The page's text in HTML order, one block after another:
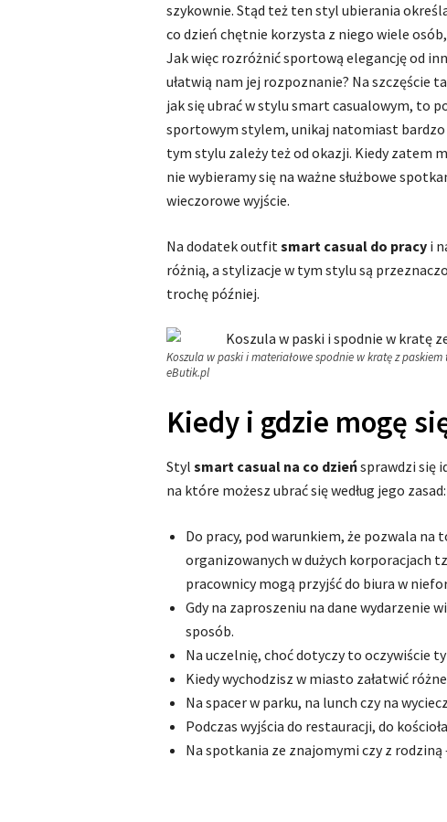
szykownie. Stąd też ten styl ubierania
co dzień chętnie korzysta z niego wiele
Jak więc rozróżnić sportową elegancję od
ułatwią nam jej rozpoznanie? Na szczęście
jak się ubrać w stylu smart casualowym, to
sportowym stylem, unikaj natomiast
tym stylu zależy też od okazji. Kiedy zatem
nie wybieramy się na ważne służbowe
wieczorowe wyjście.
Na dodatek outfitsmart casual do pracy i
różnią, a stylizacje w tym stylu są
trochę później.
Koszula w paski i materiałowe spodnie w kratę z
eButik.pl
Kiedy i gdzie mogę
Styl smart casual na co dzieńsprawdzi się
na które możesz ubrać się według jego zasad:
Do pracy, pod warunkiem, że pozwala
organizowanych w dużych korporacjach
pracownicy mogą przyjść do biura w
Gdy na zaproszeniu na dane wydarzenie
sposób.
Na uczelnię, choć dotyczy to oczywiście
Kiedy wychodzisz w miasto załatwić
Na spacer w parku, na lunch czy na
Podczas wyjścia do restauracji, do
Na spotkania ze znajomymi czy z rodziną